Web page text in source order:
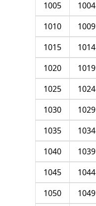
1004
1005
1009
1010
1014
1015
1019
1020
1024
1025
1029
1030
1034
1035
1039
1040
1044
1045
1049
1050